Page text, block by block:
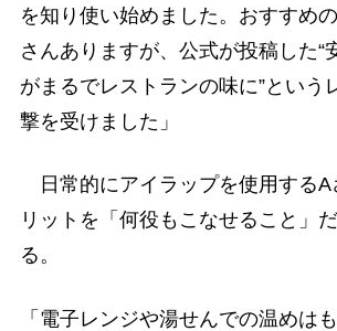
を知り使い始めました。おすすめ
さんありますが、公式が投稿した“
がまるでレストランの味に”という
撃を受けました」
日常的にアイラップを使用するA
リットを「何役もこなせること」
る。
「電子レンジや湯せんでの温めは